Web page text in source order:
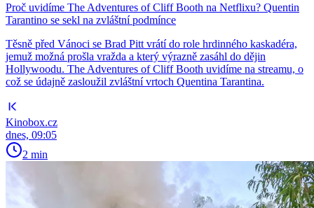
Proč uvidíme The Adventures of Cliff Booth na Netflixu? Quentin
Tarantino se sekl na zvláštní podmínce
Těsně před Vánoci se Brad Pitt vrátí do role hrdinného kaskadéra,
jemuž možná prošla vražda a který výrazně zasáhl do dějin
Hollywoodu. The Adventures of Cliff Booth uvidíme na streamu, o
což se údajně zasloužil zvláštní vrtoch Quentina Tarantina.
Kinobox.cz
dnes, 09:05
2 min